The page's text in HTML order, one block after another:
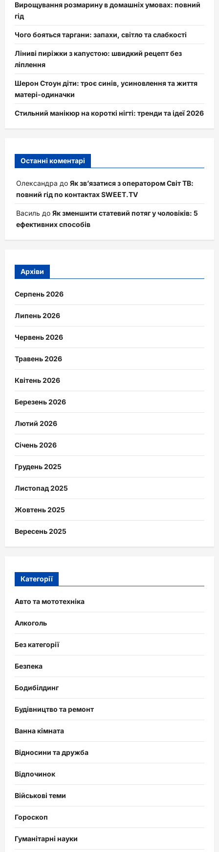
Вирощування розмарину в домашніх умовах: повний
гід
Чого бояться таргани: запахи, світло та слабкості
Ліниві пиріжки з капустою: швидкий рецепт без
ліплення
Шерон Стоун діти: троє синів, усиновлення та життя
матері-одиначки
Стильний манікюр на короткі нігті: тренди та ідеї 2026
Останні коментарі
Олександра до Як зв’язатися з оператором Світ ТВ:
повний гід по контактах SWEET.TV
Василь до Як зменшити статевий потяг у чоловіків: 5
ефективних способів
Архіви
Серпень 2026
Липень 2026
Червень 2026
Травень 2026
Квітень 2026
Березень 2026
Лютий 2026
Січень 2026
Грудень 2025
Листопад 2025
Жовтень 2025
Вересень 2025
Категорії
Авто та мототехніка
Алкоголь
Без категорії
Безпека
Бодибілдинг
Будівництво та ремонт
Ванна кімната
Відносини та дружба
Відпочинок
Військові теми
Гороскоп
Гуманітарні науки